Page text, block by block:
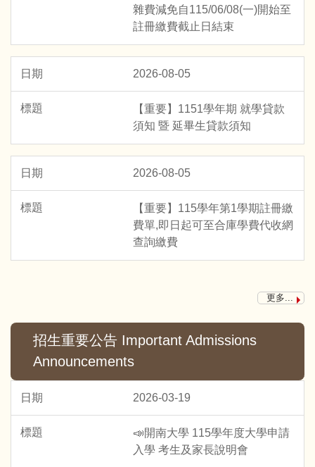
雜費減免自115/06/08(一)開始至
註冊繳費截止日結束
2026-08-05
【重要】1151學年期 就學貸款
須知 暨 延畢生貸款須知
2026-08-05
【重要】115學年第1學期註冊繳
費單,即日起可至合庫學費代收網
查詢繳費
更多...
招生重要公告 Important Admissions
Announcements
2026-03-19
📣開南大學 115學年度大學申請
入學 考生及家長說明會